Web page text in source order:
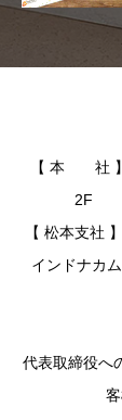
【 本 社
2F
【 松本支社
インドナカ
代表取締役